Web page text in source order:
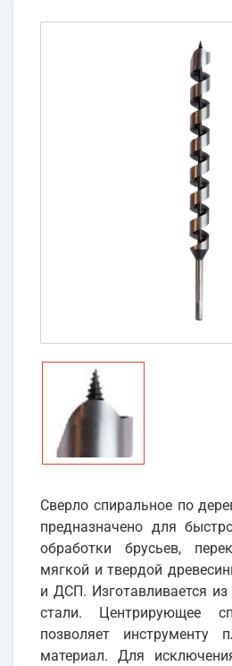
Сверло спиральное по
предназначено для
обработки брусьев,
мягкой и твердой
и ДСП. Изготавливается из
стали. Центрирующее
позволяет инструменту
материал. Для